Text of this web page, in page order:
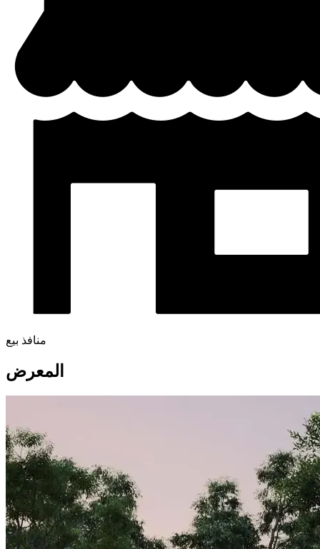
منافذ بيع
المعرض